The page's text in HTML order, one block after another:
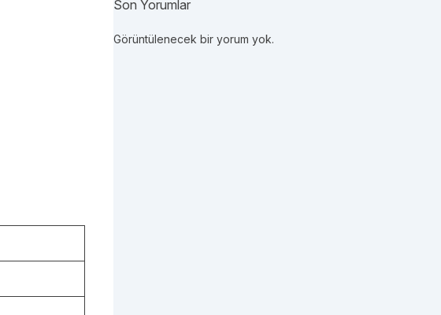
Son Yorumlar
Görüntülenecek bir yorum yok.